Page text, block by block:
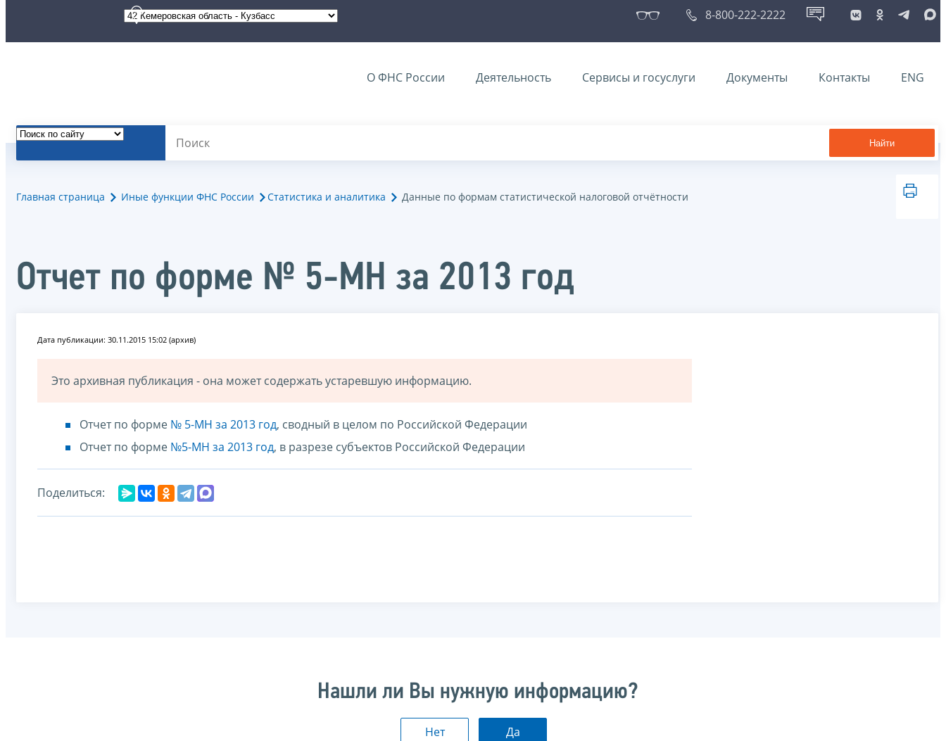
8-800-222-2222
О ФНС России Деятельность Сервисы и госуслуги Документы Контакты ENG
Найти
Главная страница Иные функции ФНС России Статистика и аналитика Данные по формам статистической налоговой отчётности
Отчет по форме № 5-МН за 2013 год
Дата публикации: 30.11.2015 15:02 (архив)
Это архивная публикация - она может содержать устаревшую информацию.
Отчет по форме № 5-МН за 2013 год, сводный в целом по Российской Федерации
Отчет по форме №5-МН за 2013 год, в разрезе субъектов Российской Федерации
Поделиться:
Нашли ли Вы нужную информацию?
Нет Да